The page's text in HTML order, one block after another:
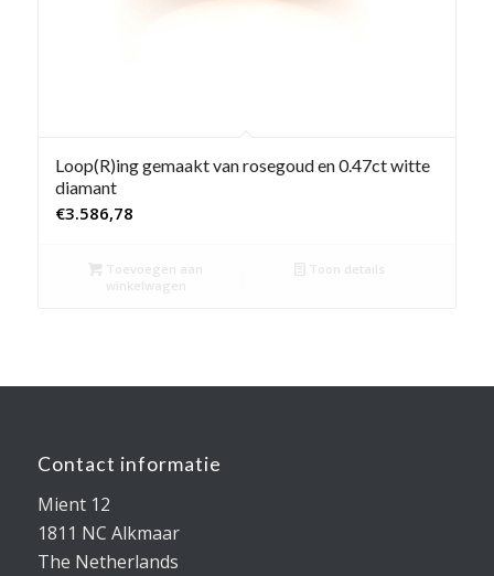
Loop(R)ing gemaakt van rosegoud en 0.47ct witte
diamant
€3.586,78
Toevoegen aan
winkelwagen
Toon details
Contact informatie
Mient 12
1811 NC Alkmaar
The Netherlands